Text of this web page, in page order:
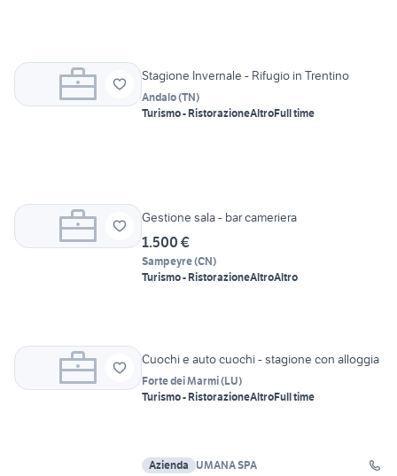
Stagione Invernale - Rifugio in Trentino
Andalo(TN)
Turismo - RistorazioneAltroFull time
Gestione sala - bar cameriera
1.500 €
Sampeyre(CN)
Turismo - RistorazioneAltroAltro
Cuochi e auto cuochi - stagione con alloggia
Forte dei Marmi(LU)
Turismo - RistorazioneAltroFull time
Azienda UMANA SPA